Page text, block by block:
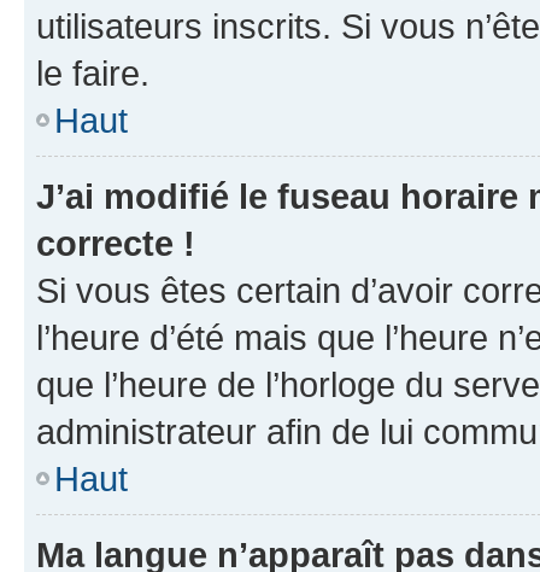
utilisateurs inscrits. Si vous
le faire.
Haut
J’ai modifié le fuseau horaire
correcte !
Si vous êtes certain d’avoir
l’heure d’été mais que l’heure
que l’heure de l’horloge du
administrateur afin de lui
Haut
Ma langue n’apparaît pas